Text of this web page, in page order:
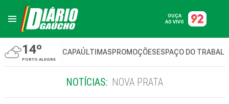
OUÇA
AO VIVO
14º
PORTO ALEGRE
CAPAÚLTIMASPROMOÇÕESESPAÇO DO
NOTÍCIAS: NOVA PRATA